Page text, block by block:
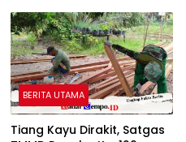
BERITA UTAMA
Tiang Kayu Dirakit, Satgas